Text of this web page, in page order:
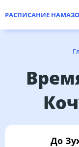
РАСПИСАНИЕ
До